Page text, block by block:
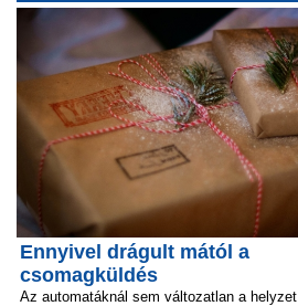
Ennyivel drágult mától a
csomagküldés
Az automatáknál sem változatlan a helyzet